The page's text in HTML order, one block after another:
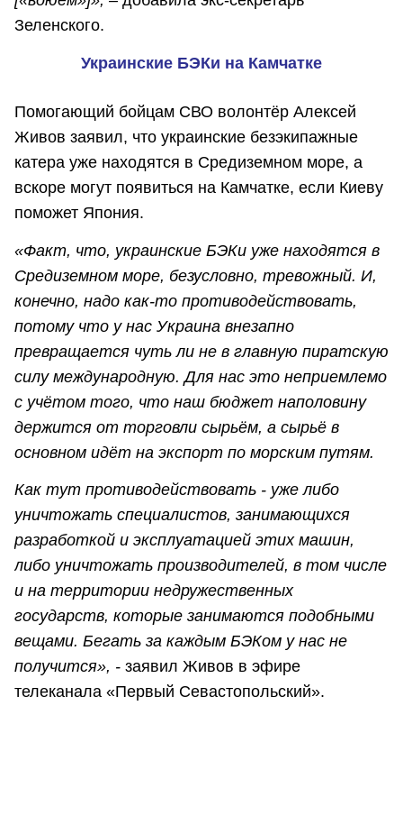
Зеленского.
Украинские БЭКи на Камчатке
Помогающий бойцам СВО волонтёр Алексей
Живов заявил, что украинские безэкипажные
катера уже находятся в Средиземном море, а
вскоре могут появиться на Камчатке, если Киеву
поможет Япония.
«Факт, что, украинские БЭКи уже находятся в
Средиземном море, безусловно, тревожный. И,
конечно, надо как-то противодействовать,
потому что у нас Украина внезапно
превращается чуть ли не в главную пиратскую
силу международную. Для нас это неприемлемо
с учётом того, что наш бюджет наполовину
держится от торговли сырьём, а сырьё в
основном идёт на экспорт по морским путям.
Как тут противодействовать - уже либо
уничтожать специалистов, занимающихся
разработкой и эксплуатацией этих машин,
либо уничтожать производителей, в том числе
и на территории недружественных
государств, которые занимаются подобными
вещами. Бегать за каждым БЭКом у нас не
получится», - заявил Живов в эфире
телеканала «Первый Севастопольский».